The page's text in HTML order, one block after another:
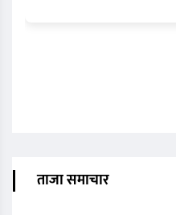
ताजा समाचार